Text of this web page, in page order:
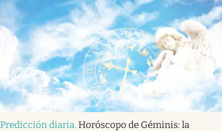
Predicción diaria. Horóscopo de Géminis: la